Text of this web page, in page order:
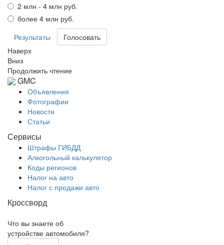
2 млн - 4 млн руб.
более 4 млн руб.
Результаты
Наверх
Вниз
Продолжить чтение
GMC
Объявления
Фотографии
Новости
Статьи
Сервисы
Штрафы ГИБДД
Алкогольный калькулятор
Коды регионов
Налог на авто
Налог с продажи авто
Кроссворд
Что вы знаете об
устройстве автомобиля?